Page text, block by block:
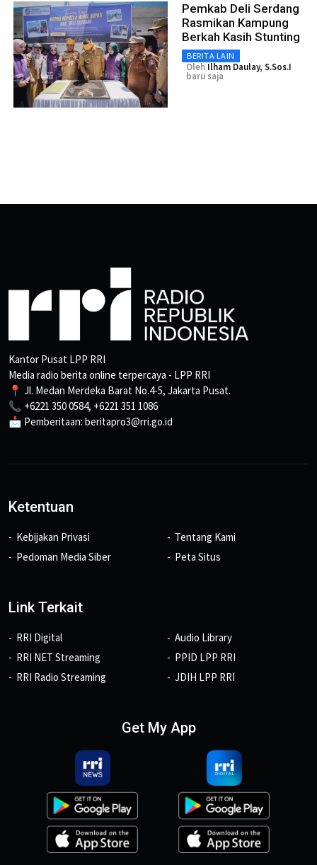
Pemkab Deli Serdang
Rasmikan Kampung
Berkah Kasih Stunting
BERITA LAIN
Oleh Ilham Daulay, S.Sos.I
baru saja
Kantor Pusat LPP RRI
Media radio berita online terpercaya - LPP RRI
📍 Jl. Medan Merdeka Barat No.4-5, Jakarta Pusat.
📞 +6221 350 0584, +6221 351 1086
📩 Pemberitaan: beritapro3@rri.go.id
Ketentuan
Kebijakan Privasi
Pedoman Media Siber
Tentang Kami
Peta Situs
Link Terkait
RRI Digital
RRI NET Streaming
RRI Radio Streaming
Audio Library
PPID LPP RRI
JDIH LPP RRI
Get My App